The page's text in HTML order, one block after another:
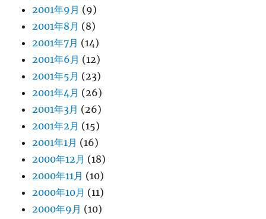
2001年9月 (9)
2001年8月 (8)
2001年7月 (14)
2001年6月 (12)
2001年5月 (23)
2001年4月 (26)
2001年3月 (26)
2001年2月 (15)
2001年1月 (16)
2000年12月 (18)
2000年11月 (10)
2000年10月 (11)
2000年9月 (10)